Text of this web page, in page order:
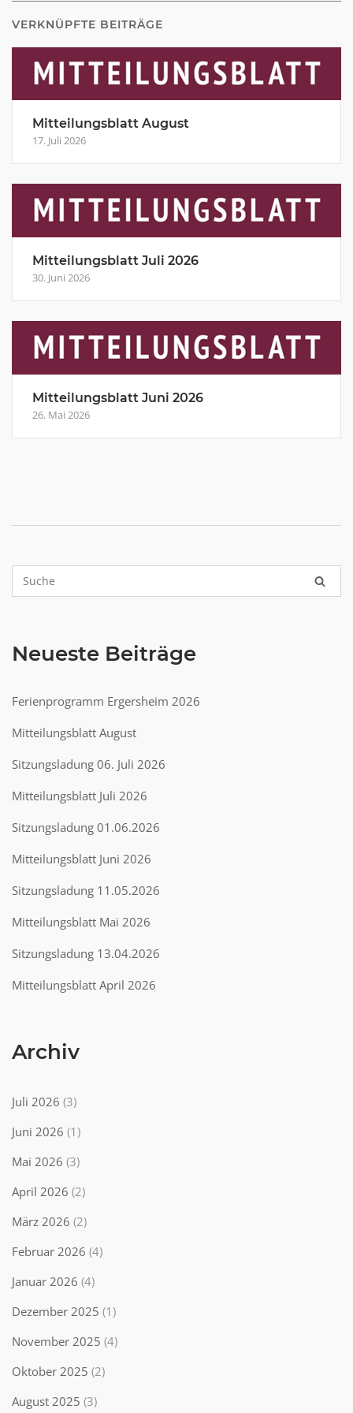
VERKNÜPFTE BEITRÄGE
Mitteilungsblatt August
17. Juli 2026
Mitteilungsblatt Juli 2026
30. Juni 2026
Mitteilungsblatt Juni 2026
26. Mai 2026
Neueste Beiträge
Ferienprogramm Ergersheim 2026
Mitteilungsblatt August
Sitzungsladung 06. Juli 2026
Mitteilungsblatt Juli 2026
Sitzungsladung 01.06.2026
Mitteilungsblatt Juni 2026
Sitzungsladung 11.05.2026
Mitteilungsblatt Mai 2026
Sitzungsladung 13.04.2026
Mitteilungsblatt April 2026
Archiv
Juli 2026 (3)
Juni 2026 (1)
Mai 2026 (3)
April 2026 (2)
März 2026 (2)
Februar 2026 (4)
Januar 2026 (4)
Dezember 2025 (1)
November 2025 (4)
Oktober 2025 (2)
August 2025 (3)